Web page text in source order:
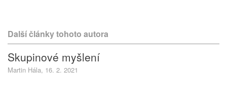
Další články tohoto autora
Skupinové myšlení
Martin Hála, 16. 2. 2021